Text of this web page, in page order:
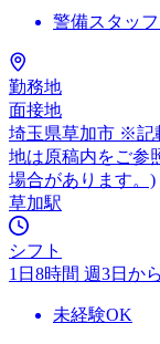
警備スタッフ
勤務地
面接地
埼玉県草加市 ※記
地は原稿内をご参
場合があります。)
草加駅
シフト
1日8時間 週3日か
未経験OK